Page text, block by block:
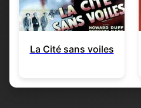
La Cité sans voiles